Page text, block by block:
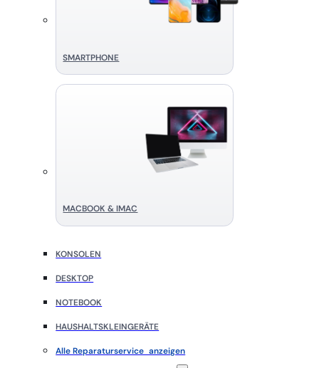
SMART­PHONE
MACBOOK & IMAC
KONSOLEN
DESKTOP
NOTEBOOK
HAUSHALTSKLEINGERÄTE
Alle Reparaturservice anzeigen